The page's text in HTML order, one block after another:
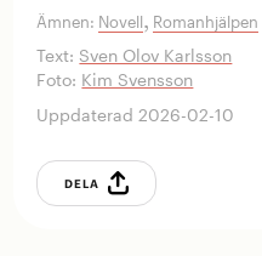
Ämnen: Novell, Romanhjälpen
Text: Sven Olov Karlsson
Foto: Kim Svensson
Uppdaterad 2026-02-10
DELA